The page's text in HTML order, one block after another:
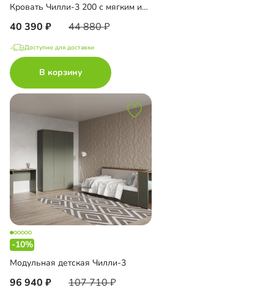
Кровать Чилли-3 200 с мягким изголовьем
40 390 44 880
Доступно для доставки
В корзину
-10%
Модульная детская Чилли-3
96 940 107 710